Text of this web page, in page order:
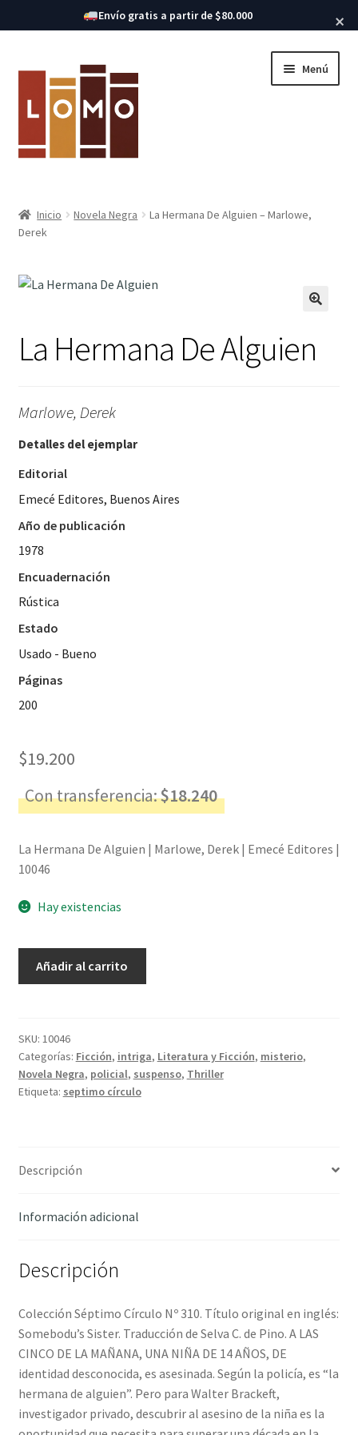
Buscar libros
Envío gratis a partir de $80.000 ×
la
navegación
contenido
Menú
Libros
hijo
Inicio Novela Negra
La Hermana De Alguien – Marlowe,
Derek
La Hermana De Alguien
Marlowe, Derek
Detalles del ejemplar
Editorial
Emecé Editores, Buenos Aires
Año de publicación
1978
Encuadernación
Rústica
Estado
Usado - Bueno
Páginas
200
$19.200
Con transferencia:$18.240
La Hermana De Alguien | Marlowe, Derek | Emecé Editores |
10046
Hay existencias
-
Marlowe,
Derek
cantidad
Añadir al carrito
SKU: 10046
Categorías: Ficción, intriga, Literatura y Ficción, misterio,
Novela Negra, policial, suspenso, Thriller
Etiqueta: septimo círculo
Descripción
Información adicional
Descripción
Colección Séptimo Círculo Nº 310. Título original en inglés:
Somebodu’s Sister. Traducción de Selva C. de Pino. A LAS
CINCO DE LA MAÑANA, UNA NIÑA DE 14 AÑOS, DE
identidad desconocida, es asesinada. Según la policía, es “la
hermana de alguien”. Pero para Walter Brackeft,
investigador privado, descubrir al asesino de la niña es la